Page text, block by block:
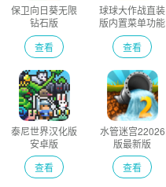
保卫向日葵无限
钻石版
查看
球球大作战直装
版内置菜单功能
版
查看
泰尼世界汉化版
安卓版
查看
水管迷宫22026
版最新版
查看